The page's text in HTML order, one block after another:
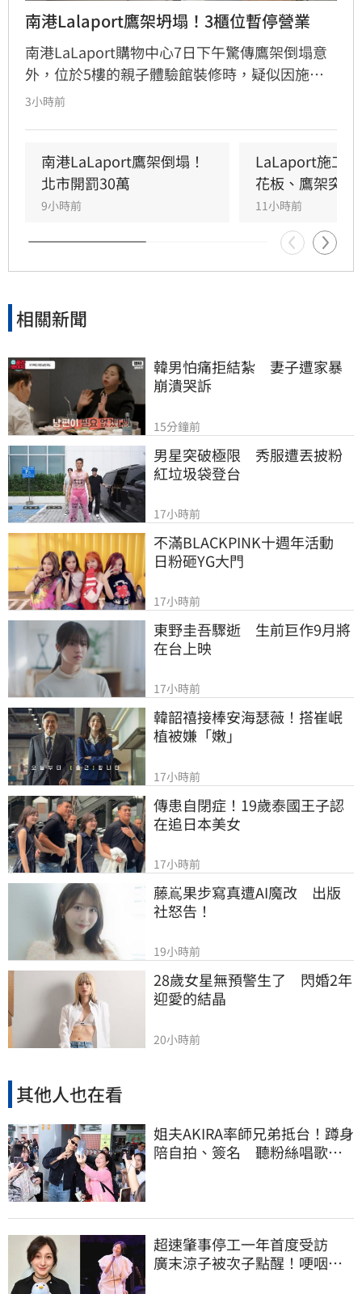
南港Lalaport鷹架坍塌！3櫃位暫停營業
南港LaLaport購物中心7日下午驚傳鷹架倒塌意
外，位於5樓的親子體驗館裝修時，疑似因施工
未固定妥當，導致鷹架與天花板崩落，現場粉塵
3樓部分櫃位暫停營業，其餘區域則維持正常運
作，目前相關單位正積極介入調查，以確保商場
消費安全。
3小時前
南港LaLaport鷹架倒塌！
北市開罰30萬
9小時前
LaLaport施工
花板、鷹架突掉
11小時前
相關新聞
韓男怕痛拒結紮　妻子遭家暴
崩潰哭訴
15分鐘前
男星突破極限　秀服遭丟披粉
紅垃圾袋登台
17小時前
不滿BLACKPINK十週年活動
日粉砸YG大門
17小時前
東野圭吾驟逝　生前巨作9月將
在台上映
17小時前
韓韶禧接棒安海瑟薇！搭崔岷
植被嫌「嫩」
17小時前
傳患自閉症！19歲泰國王子認
在追日本美女
17小時前
藤嶌果步寫真遭AI魔改　出版
社怒告！
19小時前
28歲女星無預警生了　閃婚2年
迎愛的結晶
20小時前
其他人也在看
姐夫AKIRA率師兄弟抵台！蹲身
陪自拍、簽名 聽粉絲唱歌羞
超速肇事停工一年首度受訪
廣末涼子被次子點醒！哽咽吐